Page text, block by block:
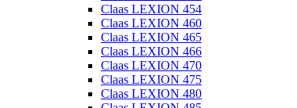
Claas LEXION 454
Claas LEXION 460
Claas LEXION 465
Claas LEXION 466
Claas LEXION 470
Claas LEXION 475
Claas LEXION 480